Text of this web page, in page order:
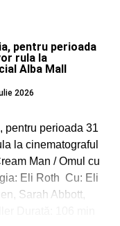
pentru perioada
rula la
Alba Mall
2026
pentru perioada 31
la cinematograful
Man / Omul cu
Eli Roth Cu: Eli
Sarah Abbott,